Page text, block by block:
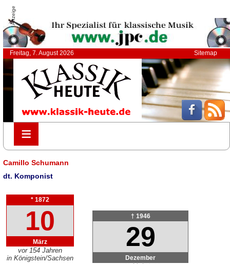
Anzeige
Freitag, 7. August 2026 Sitemap
≡
≡
Camillo Schumann
dt. Komponist
* 1872
10
März
vor 154 Jahren
in Königstein/Sachsen
† 1946
29
Dezember